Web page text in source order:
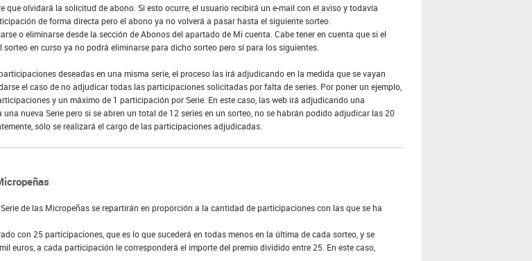
que olvidará la solicitud de abono. Si esto ocurre, el usuario recibirá un e-mail con el aviso y todavía
de forma directa pero el abono ya no volverá a pasar hasta el siguiente sorteo.
o eliminarse desde la sección de Abonos del apartado de Mi cuenta. Cabe tener en cuenta que si el
en curso ya no podrá eliminarse para dicho sorteo pero sí para los siguientes.
deseadas en una misma serie, el proceso las irá adjudicando en la medida que se vayan
el caso de no adjudicar todas las participaciones solicitadas por falta de series. Por poner un ejemplo,
y un máximo de 1 participación por Serie. En este caso, las web irá adjudicando una
nueva Serie pero si se abren un total de 12 series en un sorteo, no se habrán podido adjudicar las 20
sólo se realizará el cargo de las participaciones adjudicadas.
de las Micropeñas se repartirán en proporción a la cantidad de participaciones con las que se ha
con 25 participaciones, que es lo que sucederá en todas menos en la última de cada sorteo, y se
euros, a cada participación le corresponderá el importe del premio dividido entre 25. En este caso,